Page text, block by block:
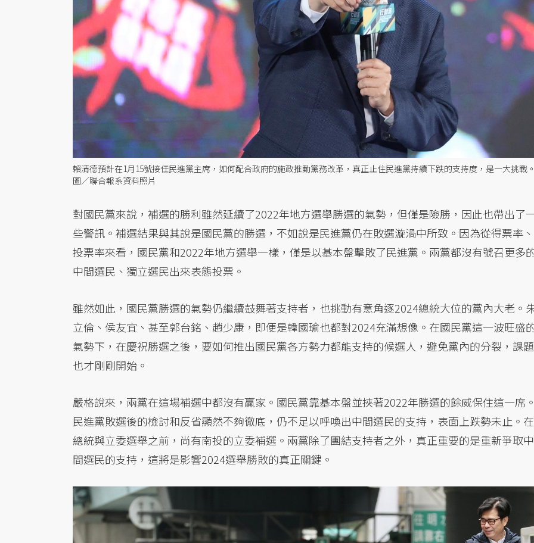
賴清德預計在1月15號接任民進黨主席，如何配合政府的施政推動黨務改革，真正止住民進黨持續下跌的支持度，是一大挑戰
圖／聯合報系資料照片
對國民黨來說，補選的勝利雖然延續了2022年地方選舉勝選的氣勢，但僅是險勝，因此也帶出了
些警訊。補選結果與其說是國民黨的勝選，不如說是民進黨仍在敗選漩渦中所致。因為從得票率、
投票率來看，國民黨和2022年地方選舉一樣，僅是以基本盤擊敗了民進黨。兩黨都沒有號召更多
中間選民、獨立選民出來表態投票。
雖然如此，國民黨勝選的氣勢仍繼續鼓舞著支持者，也挑動有意角逐2024總統大位的黨內大老。
立倫、侯友宜、甚至郭台銘、趙少康，即便是韓國瑜也都對2024充滿想像。在國民黨這一波旺盛
氣勢下，在慶祝勝選之後，要如何推出國民黨各方勢力都能支持的候選人，避免黨內的分裂，課題
也才剛剛開始。
嚴格說來，兩黨在這場補選中都沒有贏家。國民黨靠基本盤並挾著2022年勝選的餘威保住這一席
民進黨敗選後的檢討和反省顯然不夠徹底，仍不足以呼喚出中間選民的支持，表面上跌勢未止。在
總統與立委選舉之前，尚有南投的立委補選。兩黨除了團結支持者之外，真正重要的是重新爭取中
間選民的支持，這將是影響2024選舉勝敗的真正關鍵。